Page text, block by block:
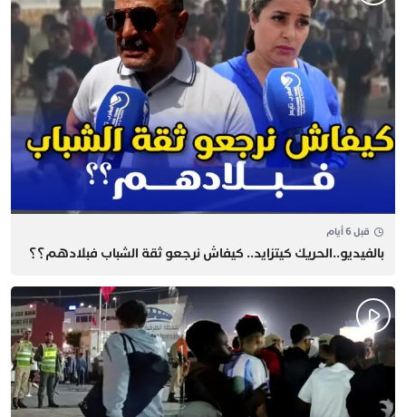
قبل 6 أيام
بالفيديو..الحريك كيتزايد.. كيفاش نرجعو ثقة الشباب فبلادهم؟؟